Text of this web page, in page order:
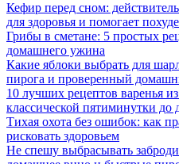
Кефир перед сном:
для здоровья и помогает
Грибы в сметане: 5 простых
домашнего ужина
Какие яблоки выбрать для
пирога и проверенный
10 лучших рецептов варенья
классической пятиминутки до
Тихая охота без ошибок: как
рисковать здоровьем
Не спешу выбрасывать